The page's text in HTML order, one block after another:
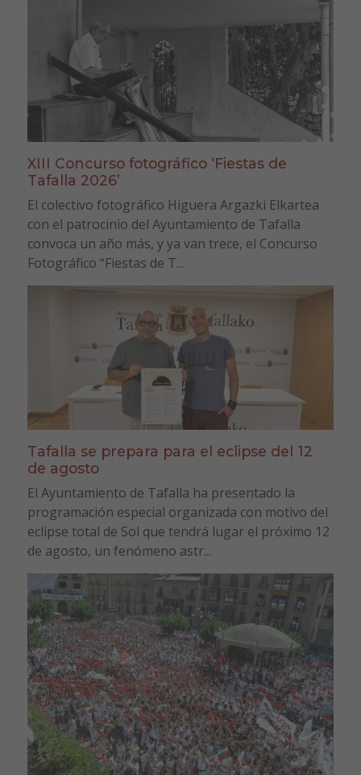
XIII Concurso fotográfico ‘Fiestas de
Tafalla 2026’
El colectivo fotográfico Higuera Argazki Elkartea
con el patrocinio del Ayuntamiento de Tafalla
convoca un año más, y ya van trece, el Concurso
Fotográfico “Fiestas de T...
Tafalla se prepara para el eclipse del 12
de agosto
El Ayuntamiento de Tafalla ha presentado la
programación especial organizada con motivo del
eclipse total de Sol que tendrá lugar el próximo 12
de agosto, un fenómeno astr...